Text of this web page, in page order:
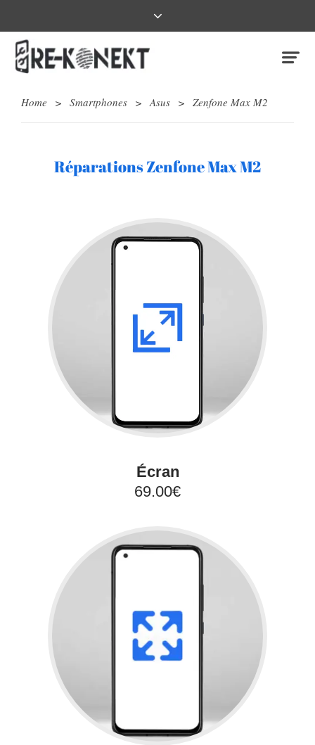
Home > Smartphones > Asus > Zenfone Max M2
Réparations Zenfone Max M2
Écran
69.00€